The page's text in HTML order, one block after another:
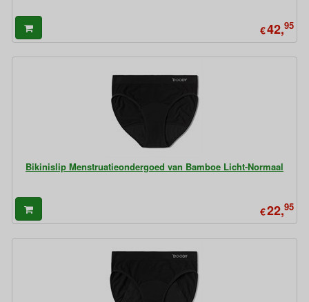
€42,95
Bikinislip Menstruatieondergoed van Bamboe Licht-Normaal
€22,95